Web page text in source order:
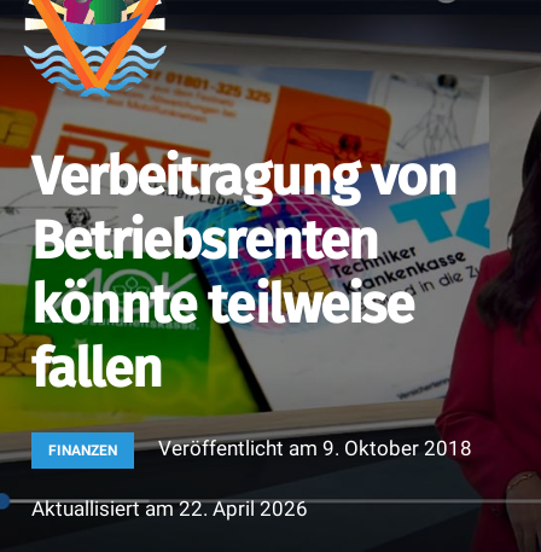
Verbeitragung von
Betriebsrenten
könnte teilweise
fallen
FINANZEN Veröffentlicht am9. Oktober 2018
Aktuallisiert am22. April 2026